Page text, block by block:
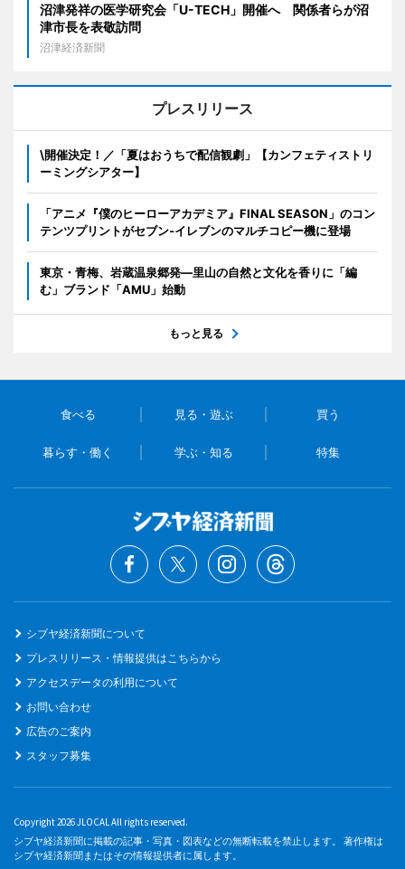
沼津発祥の医学研究会「U-TECH」開催へ 関係者らが沼
津市長を表敬訪問
沼津経済新聞
プレスリリース
\開催決定！／「夏はおうちで配信観劇」【カンフェティストリ
ーミングシアター】
「アニメ『僕のヒーローアカデミア』FINAL SEASON」のコン
テンツプリントがセブン‐イレブンのマルチコピー機に登場
東京・青梅、岩蔵温泉郷発―里山の自然と文化を香りに「編
む」ブランド「AMU」始動
もっと見る
食べる 見る・遊ぶ 買う
暮らす・働く 学ぶ・知る 特集
シブヤ経済新聞について
プレスリリース・情報提供はこちらから
アクセスデータの利用について
お問い合わせ
広告のご案内
スタッフ募集
Copyright 2026 JLOCAL All rights reserved.
シブヤ経済新聞に掲載の記事・写真・図表などの無断転載を禁止します。 著作権は
シブヤ経済新聞またはその情報提供者に属します。